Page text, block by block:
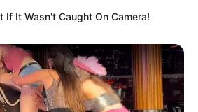
If It Wasn't Caught On Camera!